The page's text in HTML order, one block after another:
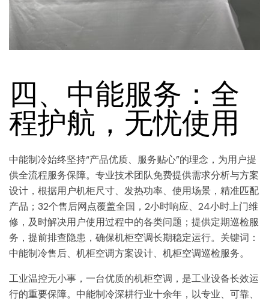
四、中能服务：全
程护航，无忧使用
中能制冷始终坚持“产品优质、服务贴心”的理念，为用户提
供全流程服务保障。专业技术团队免费提供需求分析与方案
设计，根据用户机柜尺寸、发热功率、使用场景，精准匹配
产品；32个售后网点覆盖全国，2小时响应、24小时上门维
修，及时解决用户使用过程中的各类问题；提供定期巡检服
务，提前排查隐患，确保机柜空调长期稳定运行。关键词：
中能制冷售后、机柜空调方案设计、机柜空调巡检服务。
工业温控无小事，一台优质的机柜空调，是工业设备长效运
行的重要保障。中能制冷深耕行业十余年，以专业、可靠、